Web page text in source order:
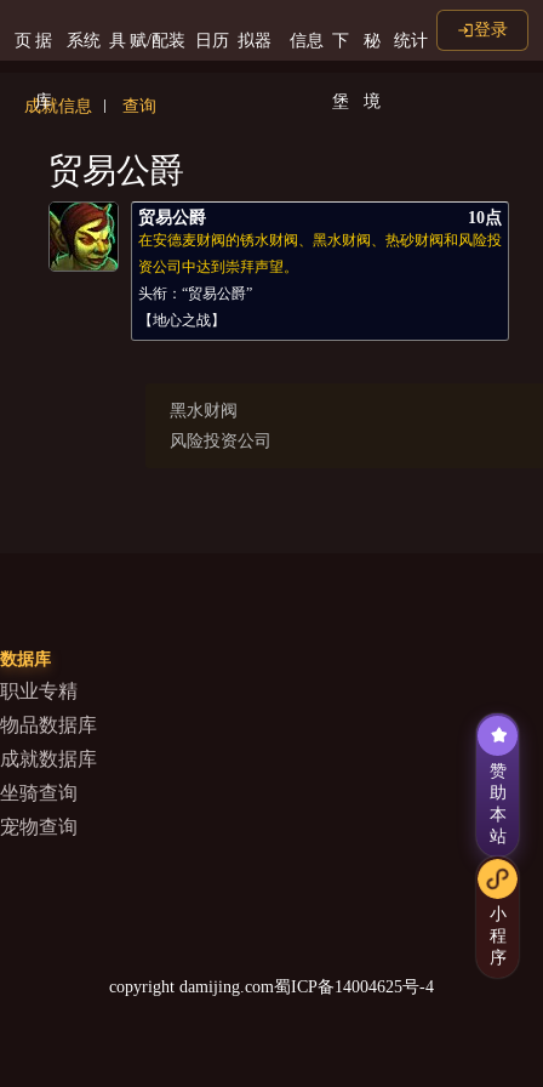
页 据
库
系统 具 赋/配装 日历 拟器 信息 下
堡
秘
境
统计
登录
成就信息 查询
贸易公爵
贸易公爵 10点
在安德麦财阀的锈水财阀、黑水财阀、热砂财阀和风险投
资公司中达到崇拜声望。
头衔：“贸易公爵”
【地心之战】
黑水财阀
风险投资公司
数据库
职业专精
物品数据库
成就数据库
坐骑查询
宠物查询
copyright damijing.com蜀ICP备14004625号-4
赞
助
本
站
小
程
序